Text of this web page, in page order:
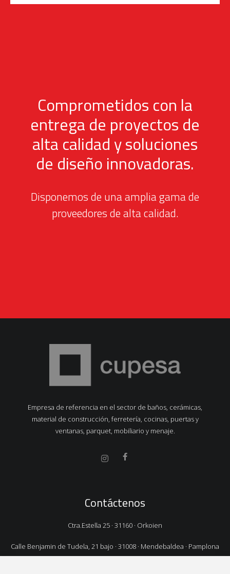
Comprometidos con la
entrega de proyectos de
alta calidad y soluciones
de diseño innovadoras.
Disponemos de una amplia gama de
proveedores de alta calidad.
Empresa de referencia en el sector de baños, cerámicas,
material de construcción, ferretería, cocinas, puertas y
ventanas, parquet, mobiliario y menaje.
Contáctenos
Ctra.Estella 25 · 31160 · Orkoien
Calle Benjamin de Tudela, 21 bajo · 31008 · Mendebaldea · Pamplona